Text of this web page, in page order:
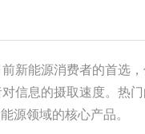
新能源消费者的首选
信息的摄取速度。热
源领域的核心产品。